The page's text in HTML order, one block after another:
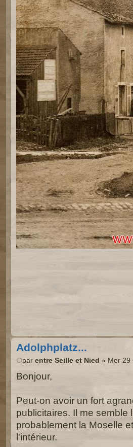
Adolphplatz...
par entre Seille et Nied » Mer 29
Bonjour,
Peut-on avoir un fort
publicitaires. Il me semble
probablement la Moselle
l'intérieur.